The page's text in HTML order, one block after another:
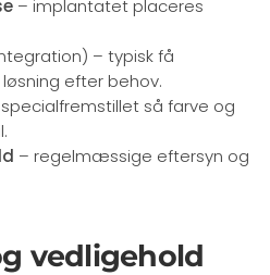
– implantatet placeres
– typisk få
efter behov.
så farve og
– regelmæssige eftersyn og
vedligehold